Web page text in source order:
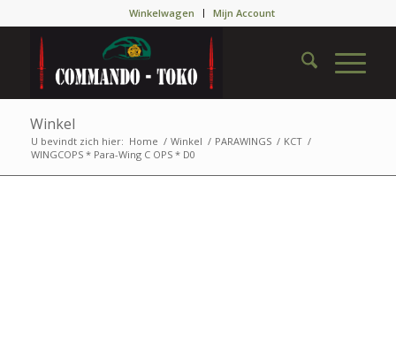
Winkelwagen Mijn Account
Winkel
U bevindt zich hier: Home / Winkel / PARAWINGS / KCT /
WINGCOPS * Para-Wing C OPS * D0